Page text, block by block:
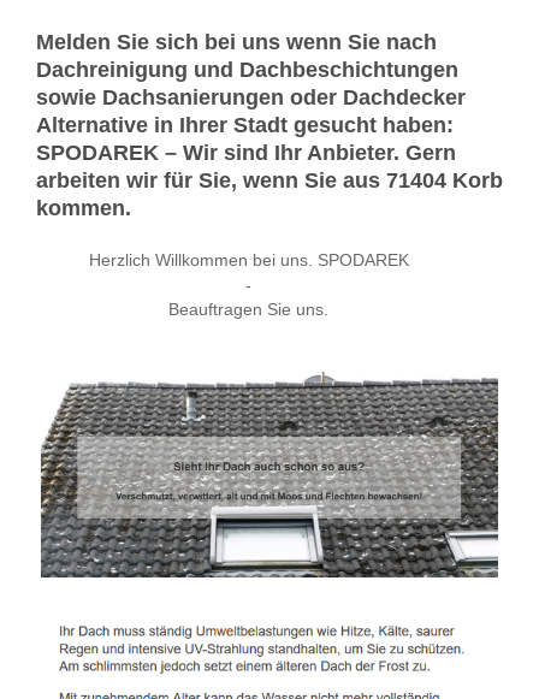
Melden Sie sich bei uns wenn Sie nach
Dachreinigung und Dachbeschichtungen
sowie Dachsanierungen oder Dachdecker
Alternative in Ihrer Stadt gesucht haben:
SPODAREK – Wir sind Ihr Anbieter. Gern
arbeiten wir für Sie, wenn Sie aus 71404 Korb
kommen.
Herzlich Willkommen bei uns. SPODAREK
-
Beauftragen Sie uns.